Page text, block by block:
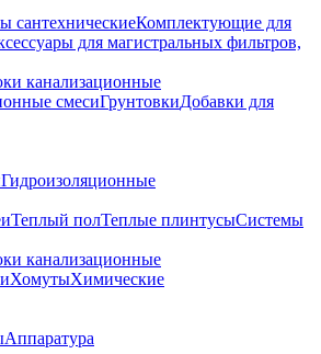
сантехническиеКомплектующие для
для магистральных фильтров,
канализационные
смесиГрунтовкиДобавки для
Гидроизоляционные
Теплый полТеплые плинтусыСистемы
канализационные
ХомутыХимические
Аппаратура